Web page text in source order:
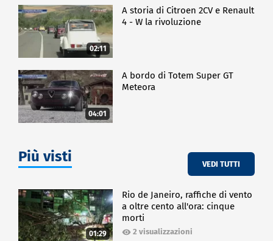
02:11
A storia di Citroen 2CV e Renault
4 - W la rivoluzione
04:01
A bordo di Totem Super GT
Meteora
Più visti VEDI TUTTI
01:29
Rio de Janeiro, raffiche di vento
a oltre cento all'ora: cinque
morti
2 visualizzazioni